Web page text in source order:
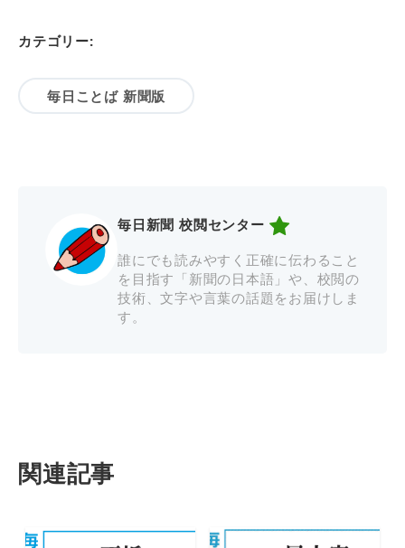
カテゴリー:
毎日ことば 新聞版
毎日新聞 校閲センター
誰にでも読みやすく正確に伝わること
を目指す「新聞の日本語」や、校閲の
技術、文字や言葉の話題をお届けしま
す。
関連記事